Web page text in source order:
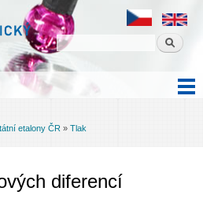
etalony ČR » Tlak
diferencí